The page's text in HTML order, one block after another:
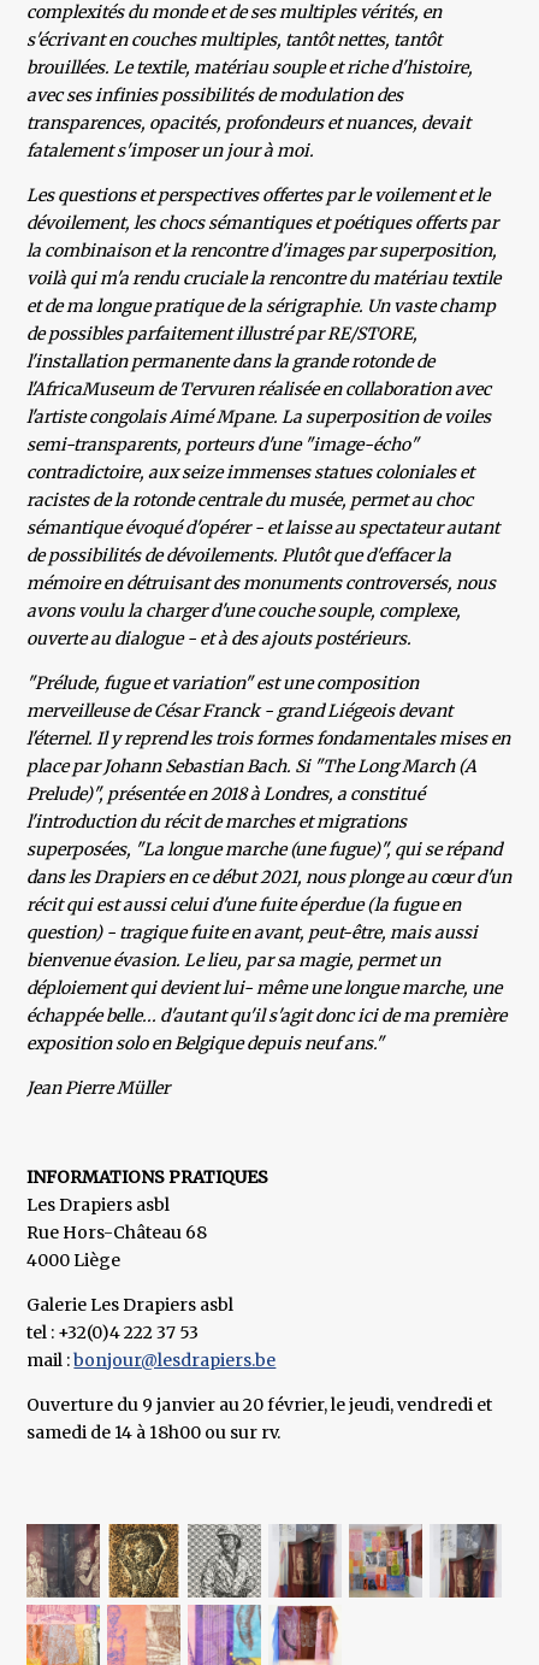
complexités du monde et de ses multiples vérités, en
s'écrivant en couches multiples, tantôt nettes, tantôt
brouillées. Le textile, matériau souple et riche d'histoire,
avec ses infinies possibilités de modulation des
transparences, opacités, profondeurs et nuances, devait
fatalement s'imposer un jour à moi.
Les questions et perspectives offertes par le voilement et le
dévoilement, les chocs sémantiques et poétiques offerts par
la combinaison et la rencontre d'images par superposition,
voilà qui m'a rendu cruciale la rencontre du matériau textile
et de ma longue pratique de la sérigraphie. Un vaste champ
de possibles parfaitement illustré par RE/STORE,
l'installation permanente dans la grande rotonde de
l'AfricaMuseum de Tervuren réalisée en collaboration avec
l'artiste congolais Aimé Mpane. La superposition de voiles
semi-transparents, porteurs d'une "image-écho"
contradictoire, aux seize immenses statues coloniales et
racistes de la rotonde centrale du musée, permet au choc
sémantique évoqué d'opérer - et laisse au spectateur autant
de possibilités de dévoilements. Plutôt que d'effacer la
mémoire en détruisant des monuments controversés, nous
avons voulu la charger d'une couche souple, complexe,
ouverte au dialogue - et à des ajouts postérieurs.
"Prélude, fugue et variation" est une composition
merveilleuse de César Franck - grand Liégeois devant
l'éternel. Il y reprend les trois formes fondamentales mises en
place par Johann Sebastian Bach. Si "The Long March (A
Prelude)", présentée en 2018 à Londres, a constitué
l'introduction du récit de marches et migrations
superposées, "La longue marche (une fugue)", qui se répand
dans les Drapiers en ce début 2021, nous plonge au cœur d'un
récit qui est aussi celui d'une fuite éperdue (la fugue en
question) - tragique fuite en avant, peut-être, mais aussi
bienvenue évasion. Le lieu, par sa magie, permet un
déploiement qui devient lui- même une longue marche, une
échappée belle... d'autant qu'il s'agit donc ici de ma première
exposition solo en Belgique depuis neuf ans."
Jean Pierre Müller
INFORMATIONS PRATIQUES
Les Drapiers asbl
Rue Hors-Château 68
4000 Liège
Galerie Les Drapiers asbl
tel : +32(0)4 222 37 53
mail :bonjour@lesdrapiers.be
Ouverture du 9 janvier au 20 février, le jeudi, vendredi et
samedi de 14 à 18h00 ou sur rv.